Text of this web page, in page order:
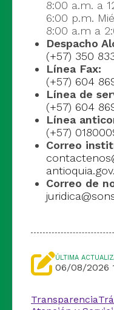
8:00 a.m. a
6:00 p.m.
8:00 a.m a
Despacho
(+57) 350
Línea Fax:
(+57) 604
Línea de
(+57) 604
Línea
(+57)
Correo
Correo de
ÚLTIMA
06/08/2026
Transparencia